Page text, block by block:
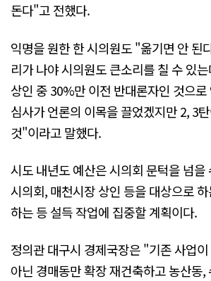
돈다"고 전했다.
익명을 원한 한 시의원도 "옮기면 안 된
리가 나야 시의원도 큰소리를 칠 수 있
상인 중 30%만 이전 반대론자인 것으
심사가 언론의 이목을 끌었겠지만 2, 3
것"이라고 말했다.
시도 내년도 예산은 시의회 문턱을 넘을
시의회, 매천시장 상인 등을 대상으로
하는 등 설득 작업에 집중할 계획이다.
정의관 대구시 경제국장은 "기존 사업
아닌 경매동만 확장 재건축하고 농산동,